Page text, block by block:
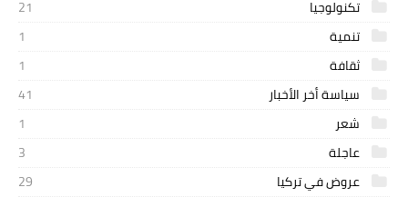
تكنولوجيا
21
تنمية
1
ثقافة
1
سياسة أخر الأخبار
41
شعر
1
عاجلة
3
عروض في تركيا
29